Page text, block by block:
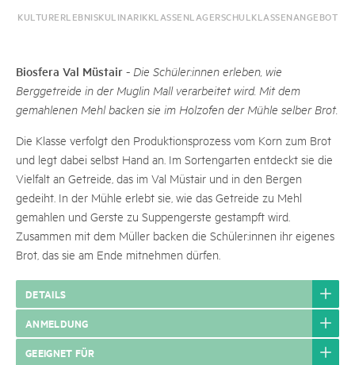
KULTURERLEBNISKULINARIKKLASSENLAGERSCHULKLASSENANGEBOT
Biosfera Val Müstair - Die Schüler:innen erleben, wie
Berggetreide in der Muglin Mall verarbeitet wird. Mit dem
gemahlenen Mehl backen sie im Holzofen der Mühle selber Brot.
Die Klasse verfolgt den Produktionsprozess vom Korn zum Brot
und legt dabei selbst Hand an. Im Sortengarten entdeckt sie die
Vielfalt an Getreide, das im Val Müstair und in den Bergen
gedeiht. In der Mühle erlebt sie, wie das Getreide zu Mehl
gemahlen und Gerste zu Suppengerste gestampft wird.
Zusammen mit dem Müller backen die Schüler:innen ihr eigenes
Brot, das sie am Ende mitnehmen dürfen.
DETAILS
ANMELDUNG
GEEIGNET FÜR